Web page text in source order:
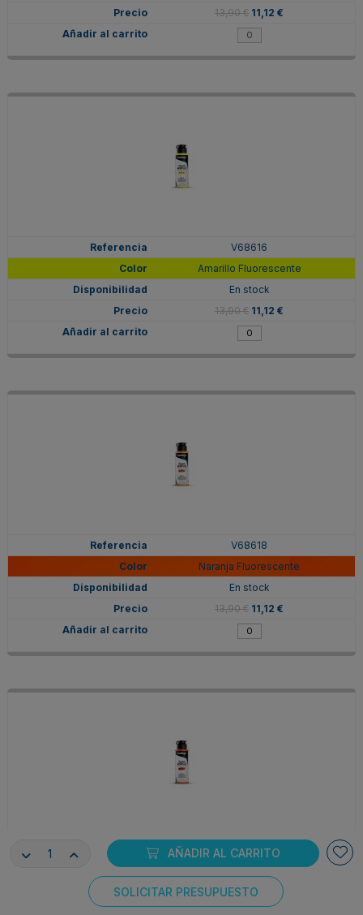
AÑADIR AL CARRITO
SOLICITAR PRESUPUESTO
13,90 € 11,12 €
V68616
Amarillo Fluorescente
En stock
13,90 € 11,12 €
V68618
Naranja Fluorescente
En stock
13,90 € 11,12 €
V68619
Rojo Fluorescente
Agotado
13,90 € 11,12 €
Consentimiento de cookies